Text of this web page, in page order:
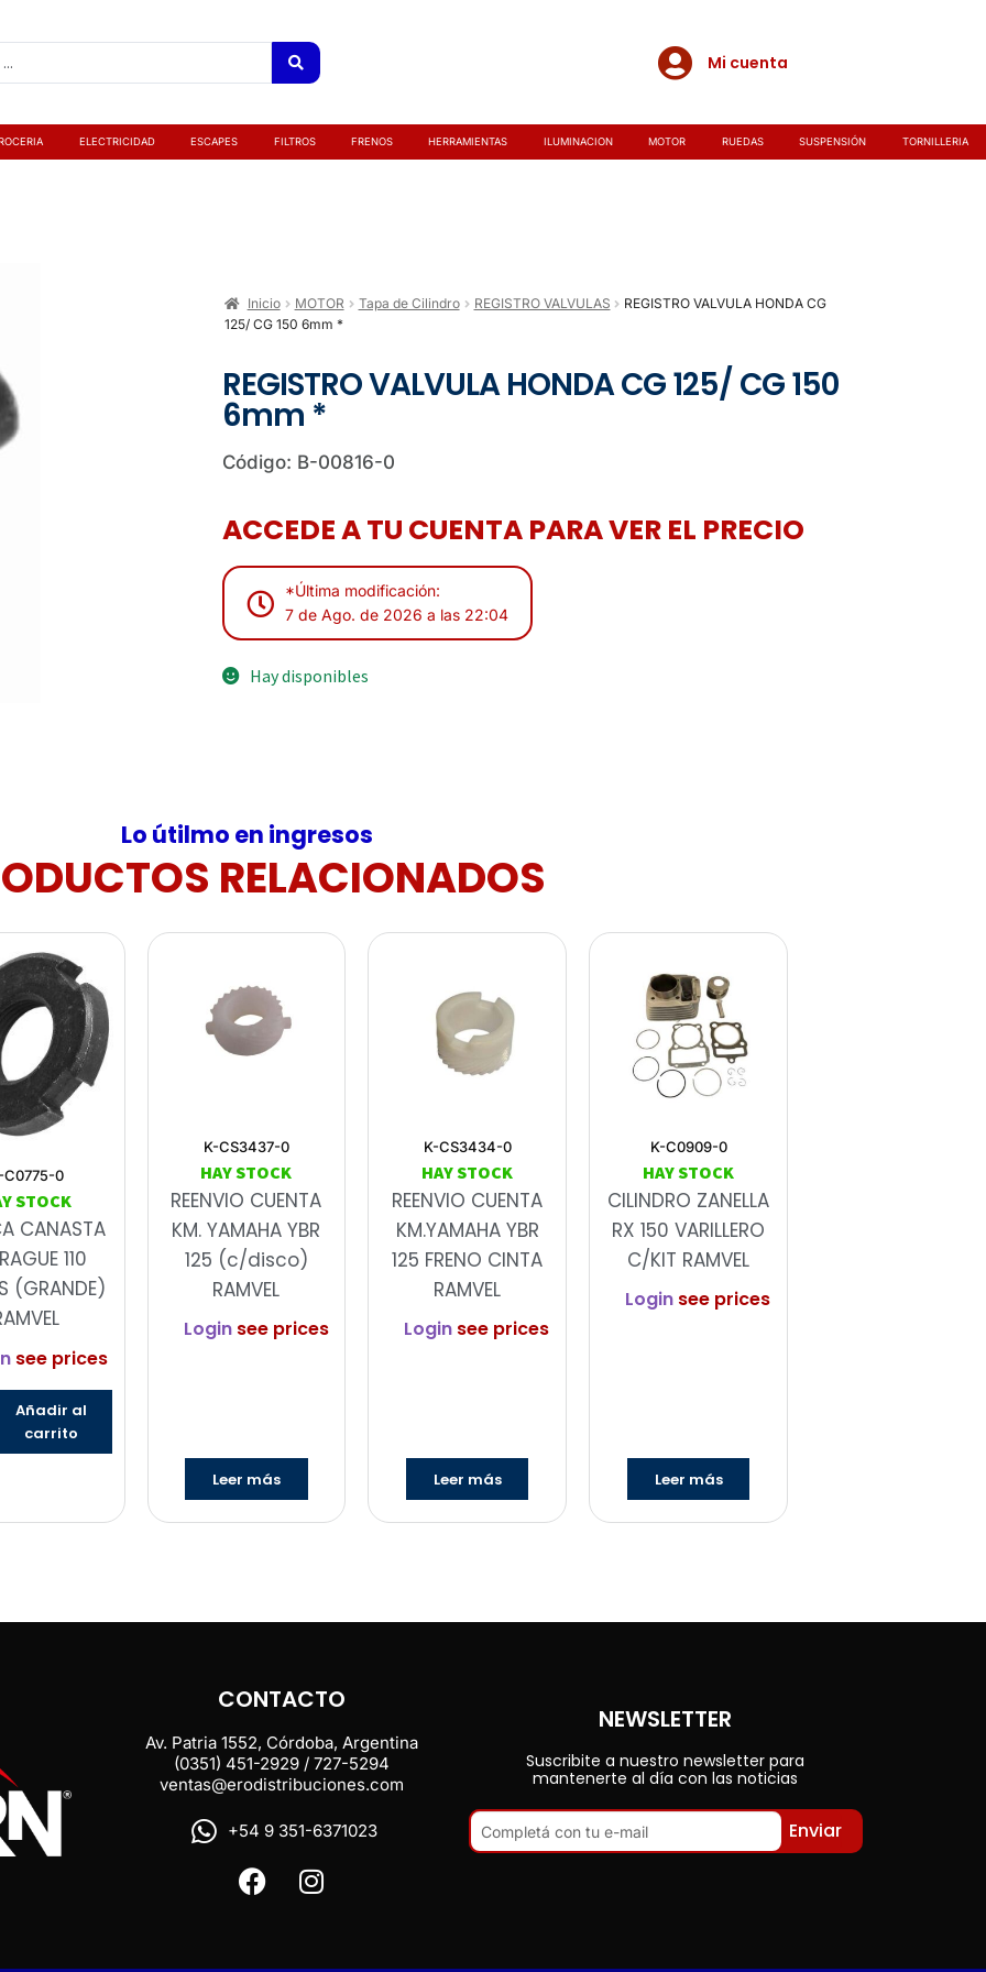
Mi cuenta
ELECTRICIDAD ESCAPES FILTROS FRENOS HERRAMIENTAS ILUMINACION MOTOR RUEDAS SUSPENSIÓN TORNILLERIA
Inicio MOTOR Tapa de Cilindro REGISTRO VALVULAS
REGISTRO VALVULA HONDA CG
125/ CG 150 6mm *
REGISTRO VALVULA HONDA CG 125/ CG 150
6mm *
Código: B-00816-0
ACCEDE A TU CUENTA PARA VER EL PRECIO
*Última modificación:
7 de Ago. de 2026 a las 22:04
Hay disponibles
Lo útilmo en ingresos
RELACIONADOS
C0775-0
STOCK
CANASTA
110
(GRANDE)
see prices
Añadir al
carrito
K-CS3437-0
HAY STOCK
REENVIO CUENTA
KM. YAMAHA YBR
125 (c/disco)
RAMVEL
Loginsee prices
Leer más
K-CS3434-0
HAY STOCK
REENVIO CUENTA
KM.YAMAHA YBR
125 FRENO CINTA
RAMVEL
Login see prices
Leer más
K-C0909-0
HAY STOCK
CILINDRO ZANELLA
RX 150 VARILLERO
C/KIT RAMVEL
Login see prices
Leer más
CONTACTO
Av. Patria 1552, Córdoba, Argentina
(0351) 451-2929 / 727-5294
ventas@erodistribuciones.com
+54 9 351-6371023
NEWSLETTER
Suscribite a nuestro newsletter para
mantenerte al día con las noticias
Enviar